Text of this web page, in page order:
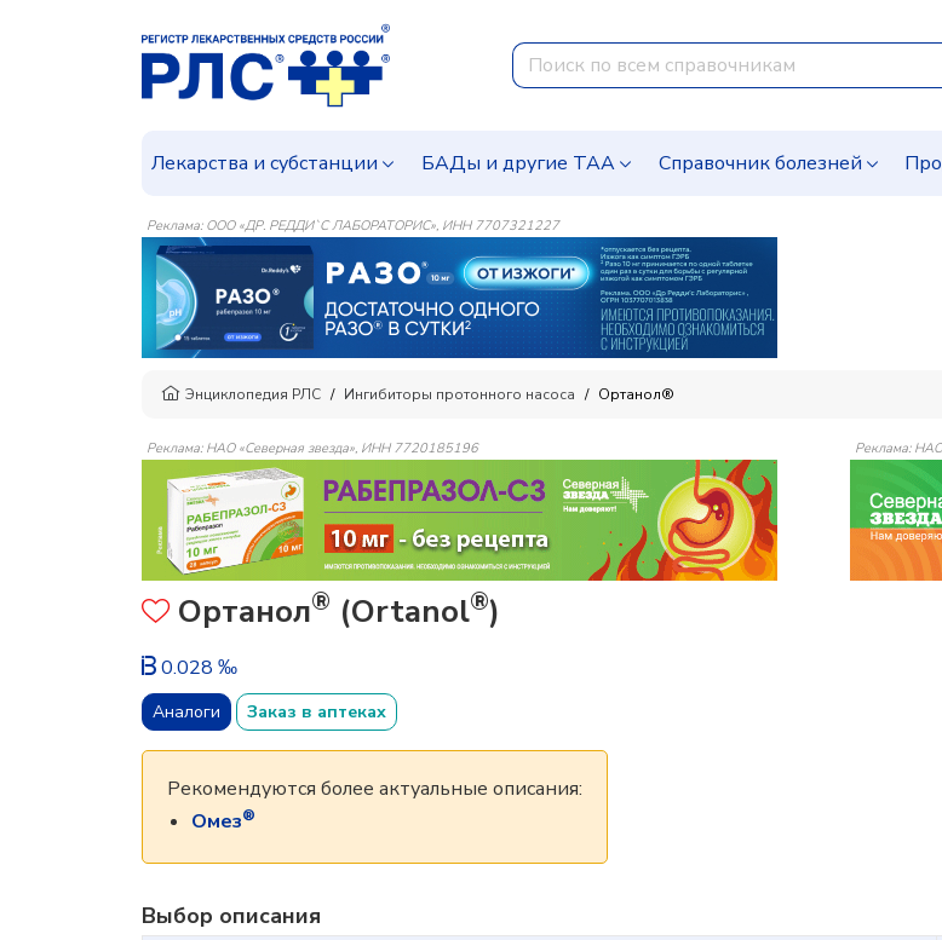
Лекарства и субстанции БАДы и другие ТАА Справочник болезней
Реклама: ООО «ДР. РЕДДИ`С ЛАБОРАТОРИС», ИНН 7707321227
Энциклопедия РЛС Ингибиторы протонного насоса Ортанол®
Реклама: НАО «Северная звезда», ИНН 7720185196 Реклама:
Ортанол® (Ortanol®)
0.028 ‰
Аналоги Заказ в аптеках
Рекомендуются более актуальные описания:
Омез®
Выбор описания